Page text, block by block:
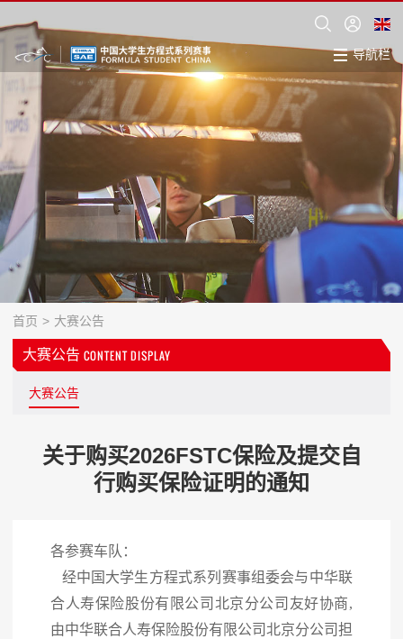
导航栏
首页 > 大赛公告
大赛公告 CONTENT DISPLAY
大赛公告
关于购买2026FSTC保险及提交自
行购买保险证明的通知
各参赛车队：
经中国大学生方程式系列赛事组委会与中华联
合人寿保险股份有限公司北京分公司友好协商,
由中华联合人寿保险股份有限公司北京分公司担